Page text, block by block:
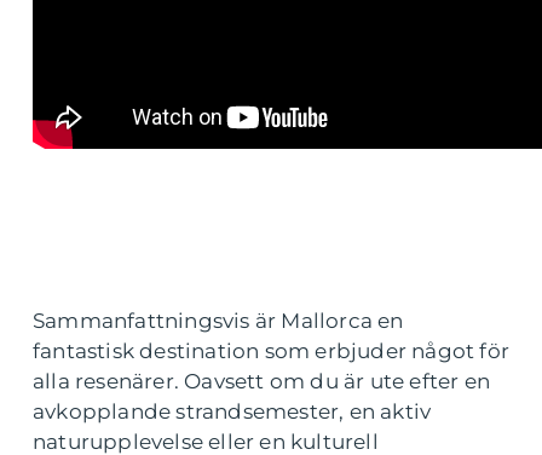
Sammanfattningsvis är Mallorca en
fantastisk destination som erbjuder något för
alla resenärer. Oavsett om du är ute efter en
avkopplande strandsemester, en aktiv
naturupplevelse eller en kulturell